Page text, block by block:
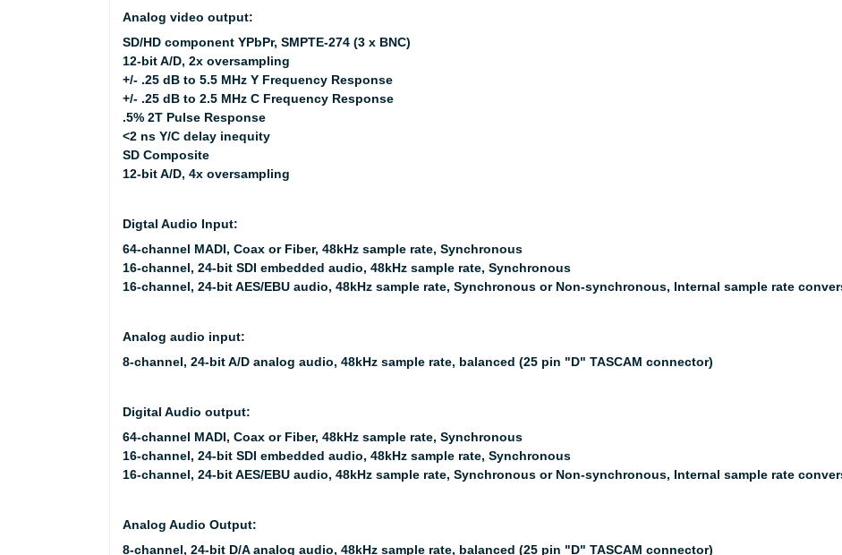
Analog video output:
SD/HD component YPbPr, SMPTE-274 (3 x BNC)
12-bit A/D, 2x oversampling
+/- .25 dB to 5.5 MHz Y Frequency Response
+/- .25 dB to 2.5 MHz C Frequency Response
.5% 2T Pulse Response
<2 ns Y/C delay inequity
SD Composite
12-bit A/D, 4x oversampling
Digtal Audio Input:
64-channel MADI, Coax or Fiber, 48kHz sample rate, Synchronous
16-channel, 24-bit SDI embedded audio, 48kHz sample rate, Synchronous
16-channel, 24-bit AES/EBU audio, 48kHz sample rate, Synchronous or Non-synchronous, Internal sample rate
Analog audio input:
8-channel, 24-bit A/D analog audio, 48kHz sample rate, balanced (25 pin "D" TASCAM connector)
Digital Audio output:
64-channel MADI, Coax or Fiber, 48kHz sample rate, Synchronous
16-channel, 24-bit SDI embedded audio, 48kHz sample rate, Synchronous
16-channel, 24-bit AES/EBU audio, 48kHz sample rate, Synchronous or Non-synchronous, Internal sample rate
Analog Audio Output:
8-channel, 24-bit D/A analog audio, 48kHz sample rate, balanced (25 pin "D" TASCAM connector)